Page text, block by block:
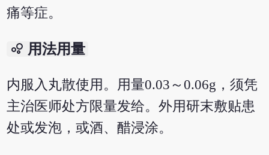
痛等症。
bubble_chart 用法用量
内服入丸散使用。用量0.03～0.06g，须凭
主治医师处方限量发给。外用研末敷贴患
处或发泡，或酒、醋浸涂。